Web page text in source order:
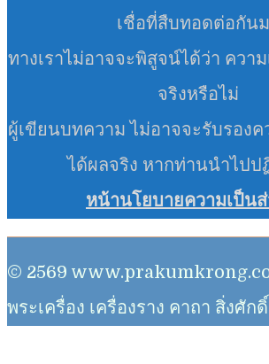
เชื่อที่สืบทอดต่อกัน
ทางเราไม่อาจจะพิสูจน์ได้ว่า ควา
จริงหรือไม่
ผู้เขียนบทความ ไม่อาจจะรับรองค
ได้ผลจริง หากท่านนำไป
หน้านโยบายความเป็น
© 2569
พระเครื่อง เครื่องราง คาถา สิ่งศัก